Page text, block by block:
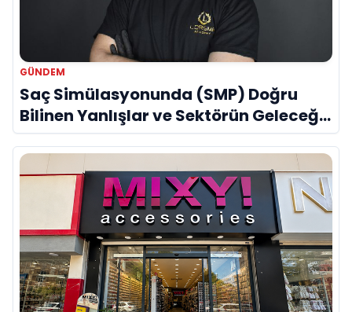
GÜNDEM
Saç Simülasyonunda (SMP) Doğru
Bilinen Yanlışlar ve Sektörün Geleceği:
Onur Akdeniz ile Özel Röportaj